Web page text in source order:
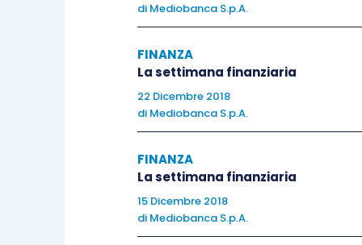
Complice la festività del Labor Day,
macro per quanto riguarda gli Stati
una marcata debolezza, con il più
non manifatturiero, rilasciato dall’
51.4 punti a fronte dei 54.9 attesi
di Mediobanca S.p.A.
FINANZA
La settimana finanziaria
22 Dicembre 2018
di Mediobanca S.p.A.
FINANZA
La settimana finanziaria
15 Dicembre 2018
di Mediobanca S.p.A.